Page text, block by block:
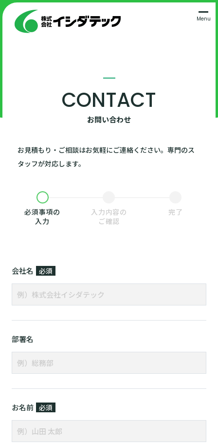
Menu
お問い合わせ
お見積もり・ご相談はお気軽にご連絡ください。専門のス
タッフが対応します。
必須事項の
入力
入力内容の
ご確認
完了
会社名 必須
部署名
お名前 必須